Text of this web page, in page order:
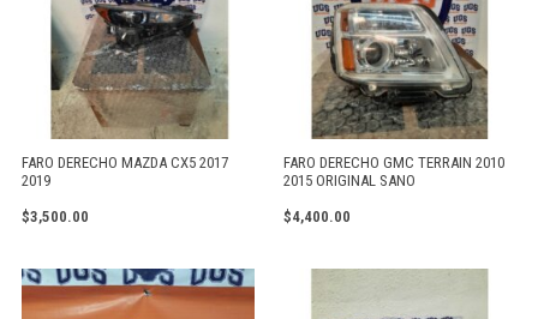
FARO DERECHO MAZDA CX5 2017
2019
$3,500.00
FARO DERECHO GMC TERRAIN 2010
2015 ORIGINAL SANO
$4,400.00